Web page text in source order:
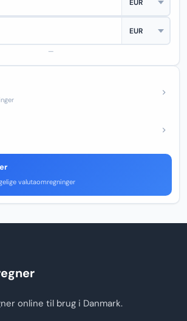
—
valutaomregninger
online til brug i Danmark.